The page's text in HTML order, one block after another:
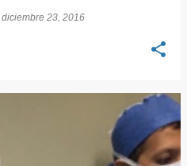
diciembre 23, 2016